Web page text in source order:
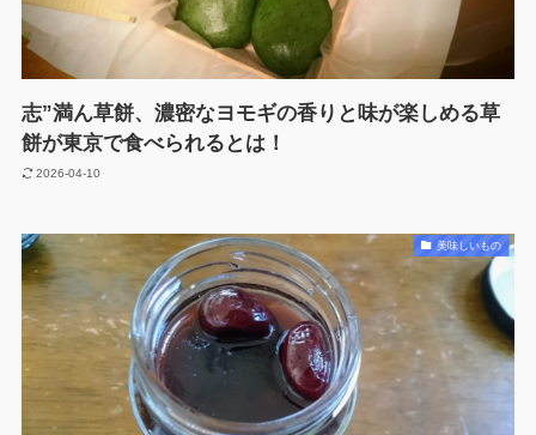
志”満ん草餅、濃密なヨモギの香りと味が楽しめる草
餅が東京で食べられるとは！
2026-04-10
美味しいもの